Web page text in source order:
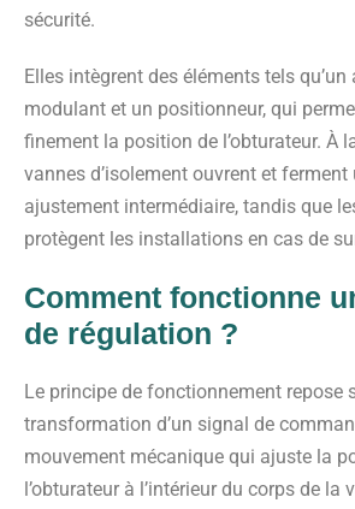
sécurité.
Elles intègrent des éléments tels
modulant et un positionneur, qui
finement la position de l’obturateur. À
vannes d’isolement ouvrent et
ajustement intermédiaire, tandis que
protègent les installations en cas de
Comment fonctionne
de régulation ?
Le principe de fonctionnement repose
transformation d’un signal de
mouvement mécanique qui ajuste la
l’obturateur à l’intérieur du corps de la